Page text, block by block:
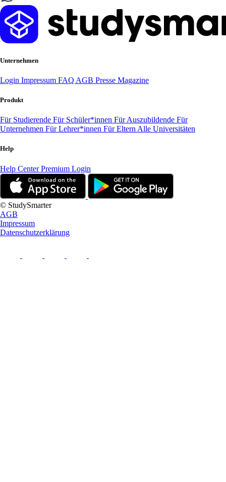
Unternehmen
Login Impressum FAQ AGB Presse Magazine
Produkt
Für Studierende Für Schüler*innen Für Auszubildende Für
Unternehmen Für Lehrer*innen Für Eltern Alle Universitäten
Help
Help CenterPremium Login
© StudySmarter
AGB
Impressum
Datenschutzerklärung